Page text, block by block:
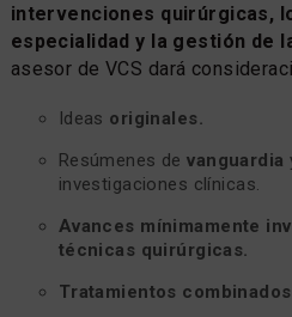
intervenciones quirúrgicas,
especialidad y la gestión de
asesor de VCS dará
Ideas originales.
Resúmenes devanguardia
investigaciones clínicas.
Avances mínimamente
técnicas quirúrgicas.
Tratamientos